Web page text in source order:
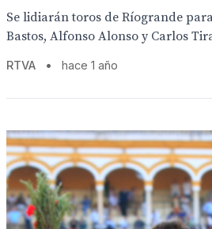
Se lidiarán toros de Ríogrande
Bastos, Alfonso Alonso y Carlos
RTVA • hace 1 año